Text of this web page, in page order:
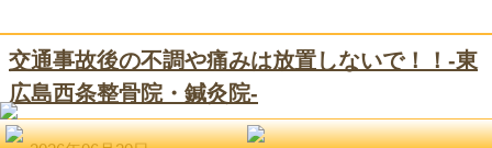
交通事故後の不調や痛みは放置しないで！！-東
広島西条整骨院・鍼灸院-